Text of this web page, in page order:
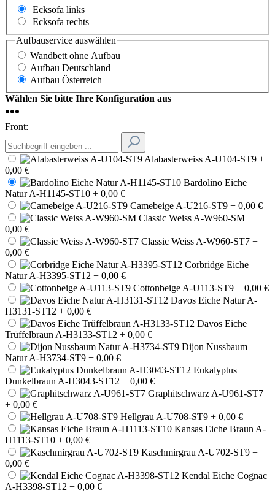
Ecksofa links
Ecksofa rechts
Aufbauservice auswählen
Wandbett ohne Aufbau
Aufbau Deutschland
Aufbau Österreich
Wählen Sie bitte Ihre Konfiguration aus
Front:
Alabasterweiss A-U104-ST9 +
0,00 €
Bardolino Eiche
Natur A-H1145-ST10 + 0,00 €
Camebeige A-U216-ST9 + 0,00 €
Classic Weiss A-W960-SM +
0,00 €
Classic Weiss A-W960-ST7 +
0,00 €
Corbridge Eiche
Natur A-H3395-ST12 + 0,00 €
Cottonbeige A-U113-ST9 + 0,00 €
Davos Eiche Natur A-
H3131-ST12 + 0,00 €
Davos Eiche
Trüffelbraun A-H3133-ST12 + 0,00 €
Dijon Nussbaum
Natur A-H3734-ST9 + 0,00 €
Eukalyptus
Dunkelbraun A-H3043-ST12 + 0,00 €
Graphitschwarz A-U961-ST7
+ 0,00 €
Hellgrau A-U708-ST9 + 0,00 €
Kansas Eiche Braun A-
H1113-ST10 + 0,00 €
Kaschmirgrau A-U702-ST9 +
0,00 €
Kendal Eiche Cognac
A-H3398-ST12 + 0,00 €